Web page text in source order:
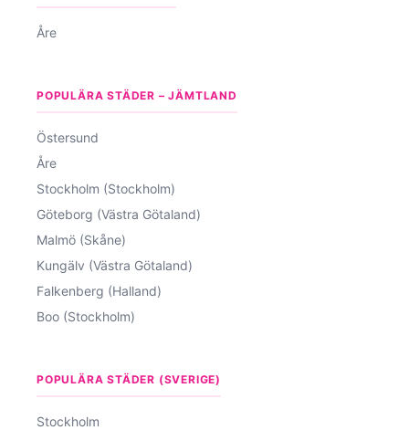
Åre
POPULÄRA STÄDER – JÄMTLAND
Östersund
Åre
Stockholm (Stockholm)
Göteborg (Västra Götaland)
Malmö (Skåne)
Kungälv (Västra Götaland)
Falkenberg (Halland)
Boo (Stockholm)
POPULÄRA STÄDER (SVERIGE)
Stockholm